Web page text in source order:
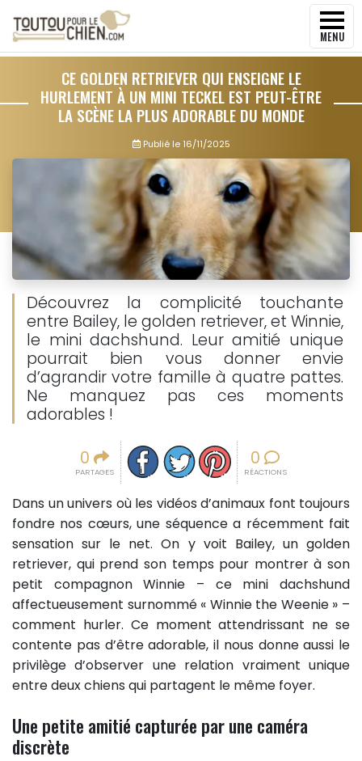
MENU
CE GOLDEN RETRIEVER QUI ENSEIGNE LE
HURLEMENT À UN MINI TECKEL EST PEUT-ÊTRE
LA SCÈNE LA PLUS ADORABLE DU MONDE
Publié le16/11/2025
Découvrez la complicité touchante
entre Bailey, le golden retriever, et Winnie,
le mini dachshund. Leur amitié unique
pourrait bien vous donner envie
d’agrandir votre famille à quatre pattes.
Ne manquez pas ces moments
adorables !
0
PARTAGES
Partager sur facebook
Partager sur Twitter
Epingler sur Pinterest
0
RÉACTIONS
Dans un univers où les vidéos d’animaux font toujours
fondre nos cœurs, une séquence a récemment fait
sensation sur le net. On y voit Bailey, un golden
retriever, qui prend son temps pour montrer à son
petit compagnon Winnie – ce mini dachshund
affectueusement surnommé « Winnie the Weenie » –
comment hurler. Ce moment attendrissant ne se
contente pas d’être adorable, il nous donne aussi le
privilège d’observer une relation vraiment unique
entre deux chiens qui partagent le même foyer.
Une petite amitié capturée par une caméra
discrète